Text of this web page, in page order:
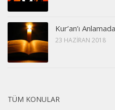
Kur’an’ı
23 HAZIRAN 2018
TÜM KONULAR